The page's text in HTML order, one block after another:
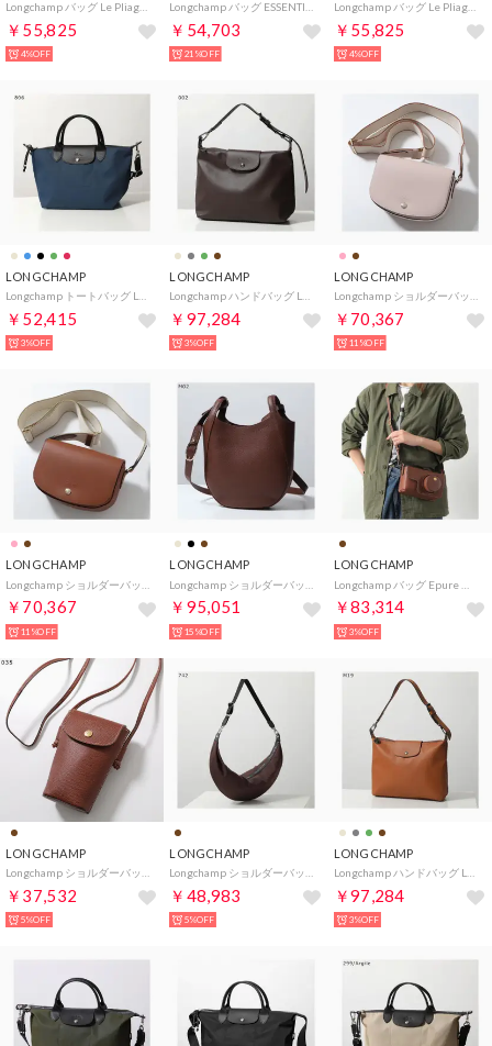
Longchamp バッグ Le Pliage Energy ル プリアージュ 10343 HSR （892/Kaki-カーキ）
￥55,825
4%OFF
Longchamp バッグ ESSENTIAL エッセンシャル XS 10259 HSG （037/Ecru/オフホワイト）
￥54,703
21%OFF
Longchamp バッグ Le Pliage Energy ル プリアージュ 10343 HSR （806/Ink-Blue-インクブルー）
￥55,825
4%OFF
LONGCHAMP
￥52,415
3%OFF
LONGCHAMP
￥97,284
3%OFF
LONGCHAMP
￥70,367
11%OFF
LONGCHAMP
￥70,367
11%OFF
LONGCHAMP
￥95,051
15%OFF
LONGCHAMP
￥83,314
3%OFF
LONGCHAMP
￥37,532
5%OFF
LONGCHAMP
￥48,983
5%OFF
LONGCHAMP
￥97,284
3%OFF